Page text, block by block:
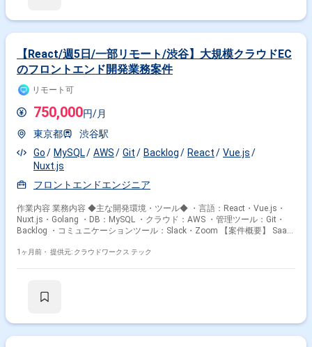
【React/週5日/一部リモート/渋谷】大規模クラウドEC
のフロントエンド開発業務案件
リモート可
750,000円/月
東京都
渋谷駅
Go
MySQL AWS Git Backlog React
Vue.js
Nuxt.js
フロントエンドエンジニア
作業内容 業務内容 ◆主な開発環境・ツール◆ ・言語：React・Vue.js・
Nuxt.js・Golang ・DB：MySQL ・クラウド：AWS ・管理ツール：Git・
Backlog ・コミュニケーションツール：Slack・Zoom 【案件概要】 SaaS
な機能追加や性能向上に係る業務をお願いします。 ・Reactを使用した
インでのコミュニケーションも取りやすいです！ ◆補足◆ 上場企業のグ
1ヶ月前・ 提供元: クラウドワークス テック